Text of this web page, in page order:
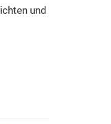
und